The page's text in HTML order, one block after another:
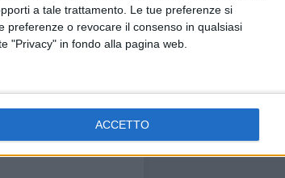
a tale trattamento. Le tue preferenze si
preferenze o revocare il consenso in qualsiasi
"Privacy" in fondo alla pagina web.
ACCETTO